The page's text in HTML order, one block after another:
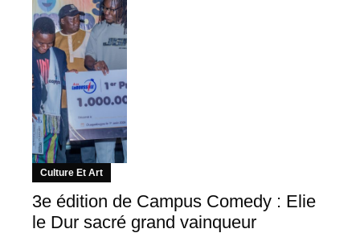
Culture Et Art
3e édition de Campus Comedy : Elie
le Dur sacré grand vainqueur